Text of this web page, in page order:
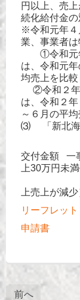
円以上、売
続化給付金の
※令和元年４
業、事業者は
①令和元年
は、令和元
均売上を比較
②令和２年
は、令和２
～６月の平
⑶ 「新北海
交付金額 一
上30万円未
50万
上売上が減少
リーフレット
申請書
前へ